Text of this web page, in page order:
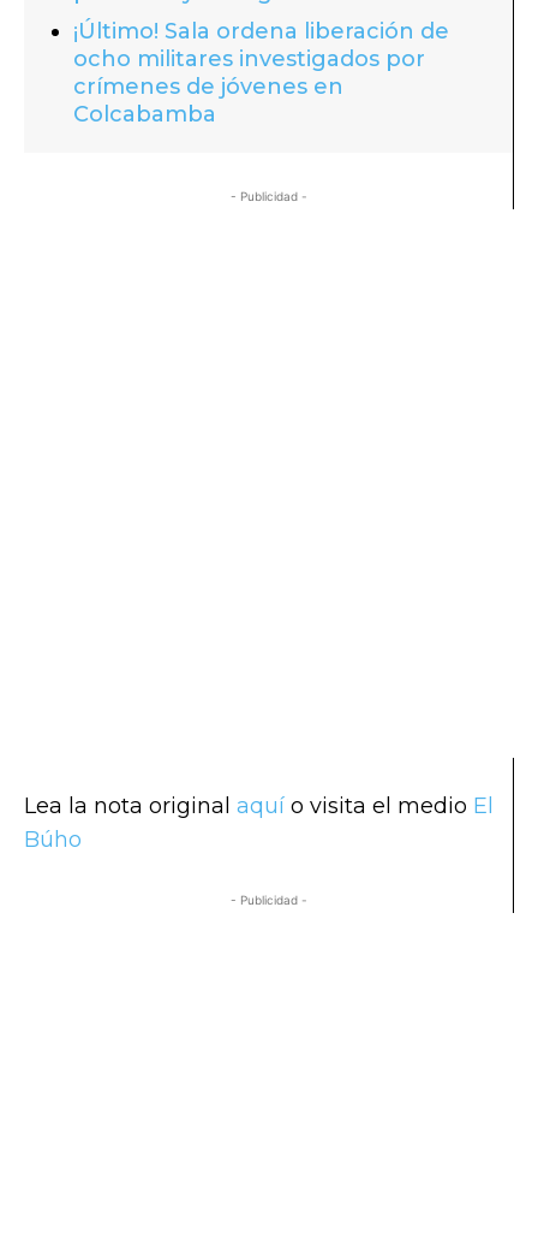
¡Último! Sala ordena liberación de
ocho militares investigados por
crímenes de jóvenes en
Colcabamba
- Publicidad -
Lea la nota original aquí o visita el medio El
Búho
- Publicidad -